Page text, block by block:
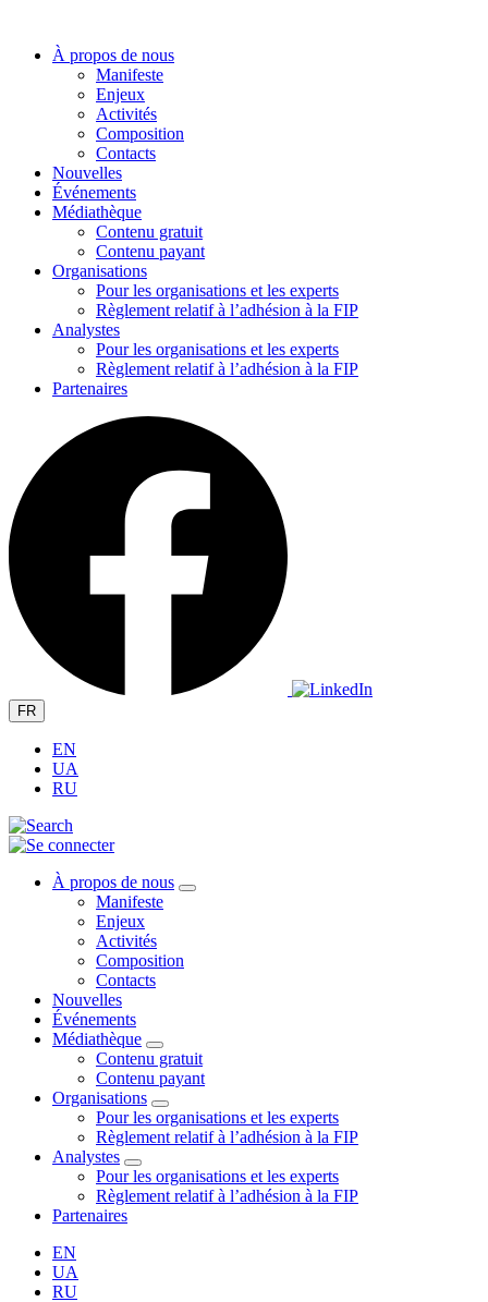
contenuÀ propos de nous
Manifeste
Enjeux
Activités
Composition
Contacts
Nouvelles
Événements
Médiathèque
Contenu gratuit
Contenu payant
Organisations
Pour les organisations et les experts
Règlement relatif à l’adhésion à la FIP
Analystes
Pour les organisations et les experts
Règlement relatif à l’adhésion à la FIP
Partenaires
FR
EN
UA
RU
À propos de nous
Manifeste
Enjeux
Activités
Composition
Contacts
Nouvelles
Événements
Médiathèque
Contenu gratuit
Contenu payant
Organisations
Pour les organisations et les experts
Règlement relatif à l’adhésion à la FIP
Analystes
Pour les organisations et les experts
Règlement relatif à l’adhésion à la FIP
Partenaires
EN
UA
RU